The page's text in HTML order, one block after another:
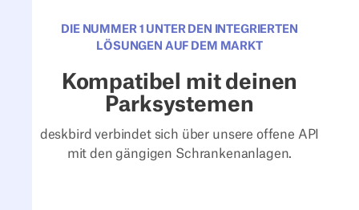
DIE NUMMER 1 UNTER DEN INTEGRIERTEN
LÖSUNGEN AUF DEM MARKT
Kompatibel mit deinen
Parksystemen
deskbird verbindet sich über unsere offene API
mit den gängigen Schrankenanlagen.